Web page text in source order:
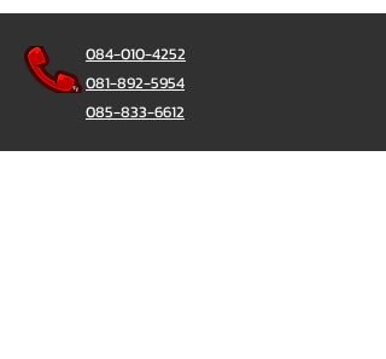
084-010-4252
081-892-5954
085-833-6612